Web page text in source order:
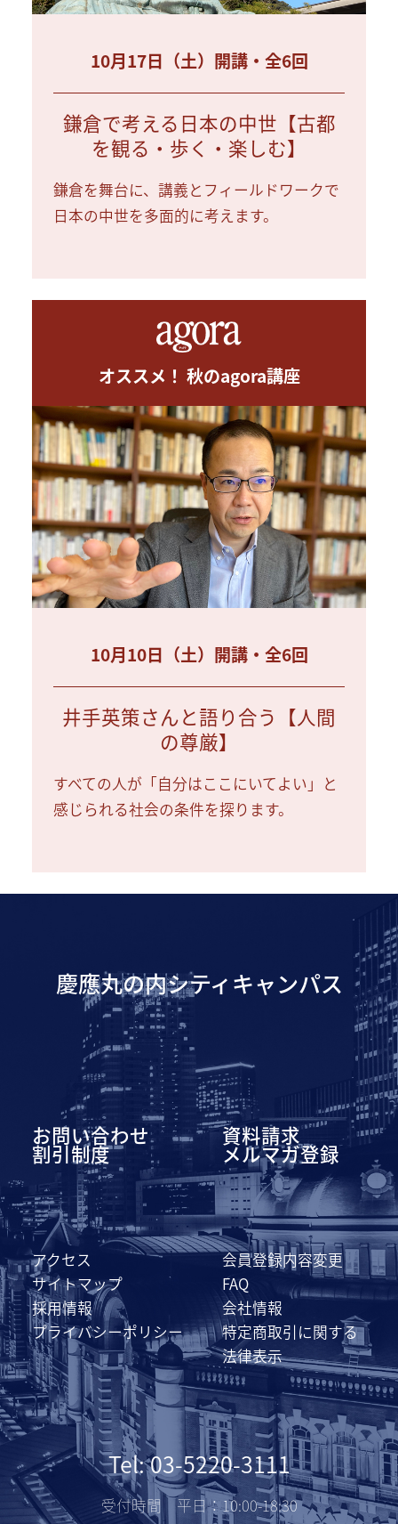
10月17日（土）開講・全6回
鎌倉で考える日本の中世【古都
を観る・歩く・楽しむ】
鎌倉を舞台に、講義とフィールドワークで
日本の中世を多面的に考えます。
オススメ！ 秋のagora講座
10月10日（土）開講・全6回
井手英策さんと語り合う【人間
の尊厳】
すべての人が「自分はここにいてよい」と
感じられる社会の条件を探ります。
慶應丸の内シティキャンパス
お問い合わせ 資料請求
割引制度 メルマガ登録
アクセス
会員登録内容変更
サイトマップ
FAQ
採用情報
会社情報
プライバシーポリシー
特定商取引に関する
法律表示
Tel: 03-5220-3111
受付時間 平日：10:00-18:30